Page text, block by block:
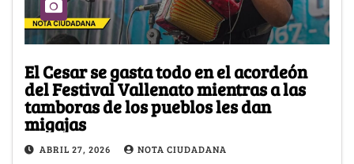
El Cesar se gasta todo en el acordeón
del Festival Vallenato mientras a las
tamboras de los pueblos les dan
migajas
ABRIL 27, 2026 NOTA CIUDADANA